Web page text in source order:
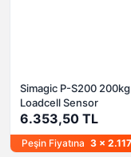
Simagic P-S200 200kg
Loadcell Sensor
6.353,50 TL
Peşin Fiyatına 3 x